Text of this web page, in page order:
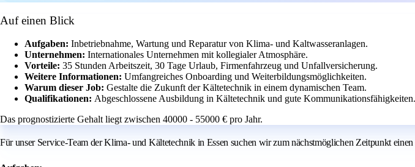
Auf einen Blick
Aufgaben: Inbetriebnahme, Wartung und Reparatur von Klima- und Kaltwasseranlagen.
Unternehmen: Internationales Unternehmen mit kollegialer Atmosphäre.
Vorteile: 35 Stunden Arbeitszeit, 30 Tage Urlaub, Firmenfahrzeug und Unfallversicherung.
Weitere Informationen: Umfangreiches Onboarding und Weiterbildungsmöglichkeiten.
Warum dieser Job: Gestalte die Zukunft der Kältetechnik in einem dynamischen Team.
Qualifikationen: Abgeschlossene Ausbildung in Kältetechnik und gute Kommunikationsfähigkeiten.
Das prognostizierte Gehalt liegt zwischen 40000 - 55000 € pro Jahr.
Für unser Service-Team der Klima- und Kältetechnik in Essen suchen wir zum nächstmöglichen Zeitpunkt